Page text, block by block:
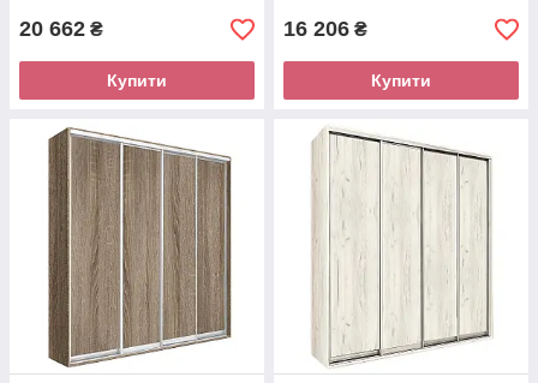
20 662 ₴
Купити
16 206 ₴
Купити